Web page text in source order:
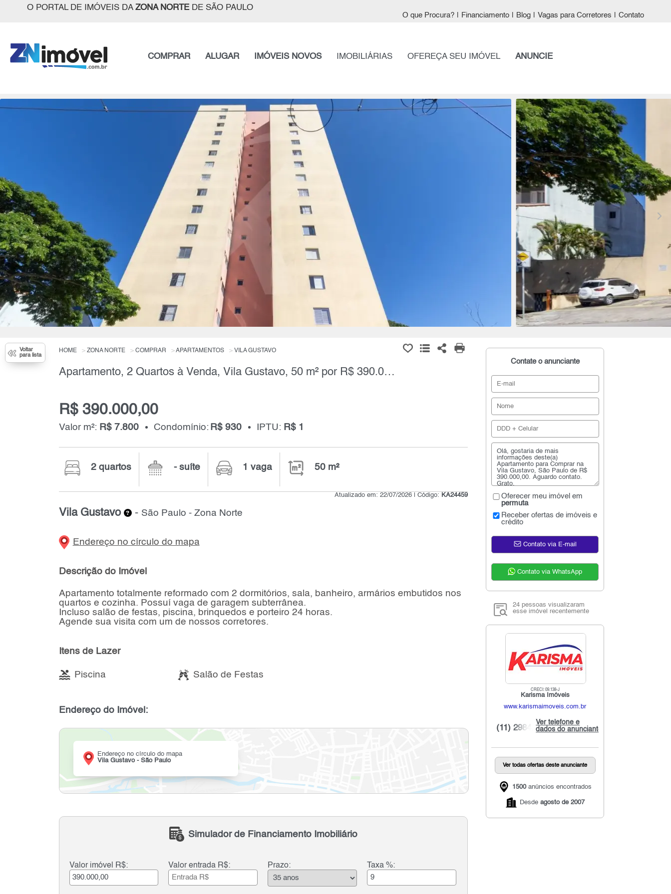
O PORTAL DE IMÓVEIS DA ZONA NORTEDE SÃO PAULO
O que Procura? Financiamento Blog Vagas para Corretores Contato
COMPRAR ALUGAR IMÓVEIS NOVOS IMOBILIÁRIAS OFEREÇA SEU IMÓVEL ANUNCIE
Voltar
para lista
HOME ZONA NORTE COMPRAR APARTAMENTOS VILA GUSTAVO
Apartamento, 2 Quartos à Venda, Vila Gustavo, 50 m² por R$ 390.000,00
R$ 390.000,00
Valor m²: R$ 7.800 Condomínio: R$ 930 IPTU: R$ 1
2 quartos - suíte 1 vaga 50 m²
Atualizado em: 22/07/2026 | Código: KA24459
Vila Gustavo - São Paulo - Zona Norte
Endereço no círculo do mapa
Descrição do Imóvel
Apartamento totalmente reformado com 2 dormitórios, sala, banheiro, armários embutidos nos
quartos e cozinha. Possuí vaga de garagem subterrânea.
Incluso salão de festas, piscina, brinquedos e porteiro 24 horas.
Agende sua visita com um de nossos corretores.
Itens de Lazer
Piscina Salão de Festas
Endereço do Imóvel:
Endereço no círculo do mapa
Vila Gustavo - São Paulo
Simulador de Financiamento Imobiliário
Valor imóvel R$: Valor entrada R$: Prazo: Taxa %:
Contate o anunciante
Oferecer meu imóvel em
permuta
Receber ofertas de imóveis e
crédito
Contato via E-mail
Contato via WhatsApp
24 pessoas visualizaram
esse imóvel recentemente
CRECI: 09.138-J
Karisma Imóveis
www.karismaimoveis.com.br
Ver telefone e
dados do anunciante
(11) 2984...
Ver todas ofertas deste anunciante
1500anúncios encontrados
Desde agosto de 2007